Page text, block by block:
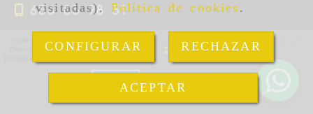
visitadas). Política de cookies .
CONFIGURAR RECHAZAR
ACEPTAR
656 85 98 51